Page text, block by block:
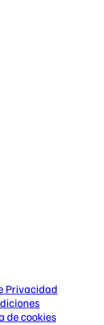
Privacidad
de cookies